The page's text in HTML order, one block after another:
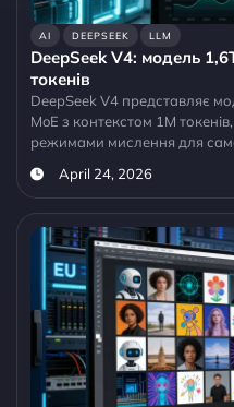
AI DEEPSEEK LLM
DeepSeek V4: модель
токенів
DeepSeek V4 представляє
MoE з контекстом 1M
режимами мислення для
April 24, 2026